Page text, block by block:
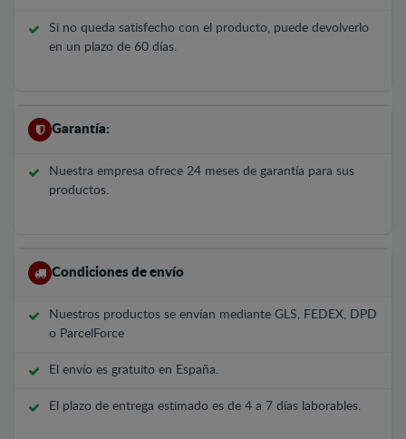
Si no queda satisfecho con el producto, puede devolverlo
en un plazo de 60 días.
Garantía:
Nuestra empresa ofrece 24 meses de garantía para sus
productos.
Condiciones de envío
Nuestros productos se envían mediante GLS, FEDEX, DPD
o ParcelForce
El envío es gratuito en España.
El plazo de entrega estimado es de 4 a 7 días laborables.